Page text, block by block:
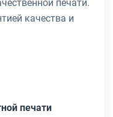
печати.
качества и
печати